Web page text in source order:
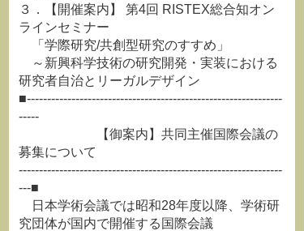
３．【開催案内】 第4回 RISTEX総合知オン
ラインセミナー
「学際研究/共創型研究のすすめ」
～新興科学技術の研究開発・実装における
研究者自治とリーガルデザイン
■---------------------------------------------------------------
-----
【御案内】共同主催国際会議の
募集について
-----------------------------------------------------------------
---■
日本学術会議では昭和28年度以降、学術研
究団体が国内で開催する国際会議